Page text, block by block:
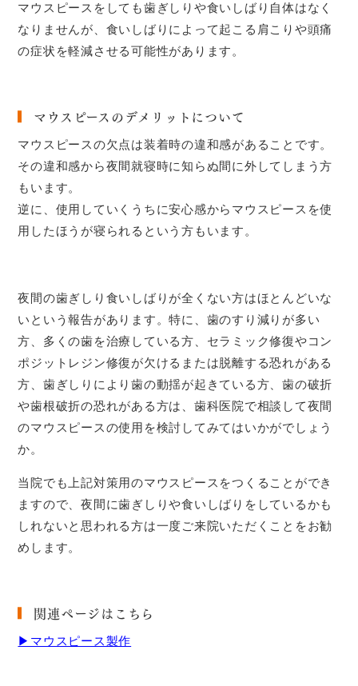
マウスピースをしても歯ぎしりや食いしばり自体はなく
なりませんが、食いしばりによって起こる肩こりや頭痛
の症状を軽減させる可能性があります。
マウスピースのデメリットについて
マウスピースの欠点は装着時の違和感があることです。
その違和感から夜間就寝時に知らぬ間に外してしまう方
もいます。
逆に、使用していくうちに安心感からマウスピースを使
用したほうが寝られるという方もいます。
夜間の歯ぎしり食いしばりが全くない方はほとんどいな
いという報告があります。特に、歯のすり減りが多い
方、多くの歯を治療している方、セラミック修復やコン
ポジットレジン修復が欠けるまたは脱離する恐れがある
方、歯ぎしりにより歯の動揺が起きている方、歯の破折
や歯根破折の恐れがある方は、歯科医院で相談して夜間
のマウスピースの使用を検討してみてはいかがでしょう
か。
当院でも上記対策用のマウスピースをつくることができ
ますので、夜間に歯ぎしりや食いしばりをしているかも
しれないと思われる方は一度ご来院いただくことをお勧
めします。
関連ページはこちら
▶マウスピース製作